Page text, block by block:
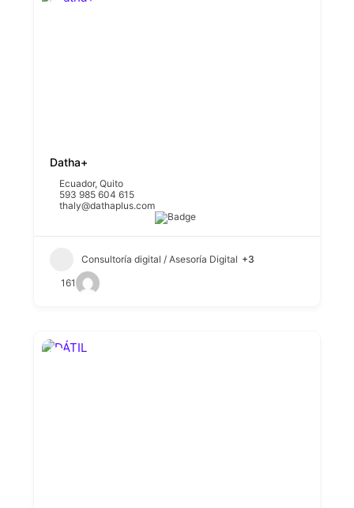
Datha+
Ecuador,Quito
593 985 604 615
thaly@dathaplus.com
Consultoría digital / Asesoría Digital +3
161